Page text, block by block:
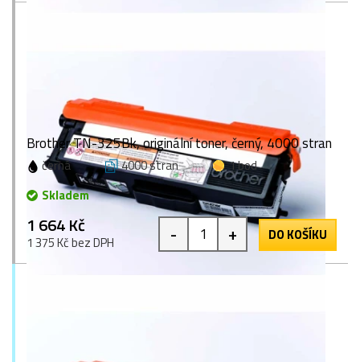
Brother TN-325Bk, originální toner, černý, 4000 stran
černá 4000 stran
1 bod
Skladem
1 664 Kč
1 375 Kč bez DPH - + DO KOŠÍKU